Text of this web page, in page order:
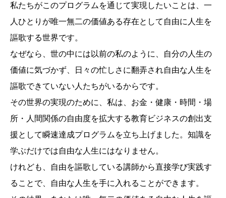
私たちがこのプログラムを通じて実現したいことは、一
人ひとりが唯一無二の価値ある存在として自由に人生を
謳歌する世界です。
なぜなら、世の中には以前の私のように、自分の人生の
価値に気づかず、日々の忙しさに翻弄され自由な人生を
謳歌できていない人たちがいるからです。
その世界の実現のために、私は、お金・健康・時間・場
所・人間関係の自由度を拡大する教育ビジネスの創出支
援として瞬速達成プログラムを立ち上げました。知識を
学ぶだけでは自由な人生にはなりません。
けれども、自由を謳歌している講師から直接学び実践す
ることで、自由な人生を手に入れることができます。